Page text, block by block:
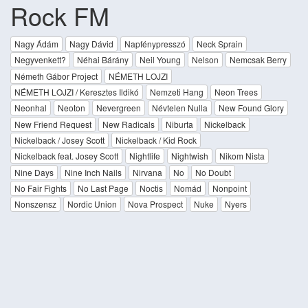
Rock FM
Nagy Ádám Nagy Dávid Napfénypresszó
Neck Sprain
Negyvenkett?
Néhai Bárány Neil Young Nelson
Nemcsak Berry
Németh Gábor Project
NÉMETH LOJZI
NÉMETH LOJZI / Keresztes Ildikó
Nemzeti Hang
Neon Trees
Neonhal
Neoton Nevergreen Névtelen Nulla
New Found Glory
New Friend Request
New Radicals Niburta
Nickelback
Nickelback / Josey Scott
Nickelback / Kid Rock
Nickelback feat. Josey Scott
Nightlife Nightwish
Nikom Nista
Nine Days
Nine Inch Nails Nirvana No
No Doubt
No Fair Fights
No Last Page Noctis Nomád
Nonpoint
Nonszensz
Nordic Union Nova Prospect Nuke Nyers